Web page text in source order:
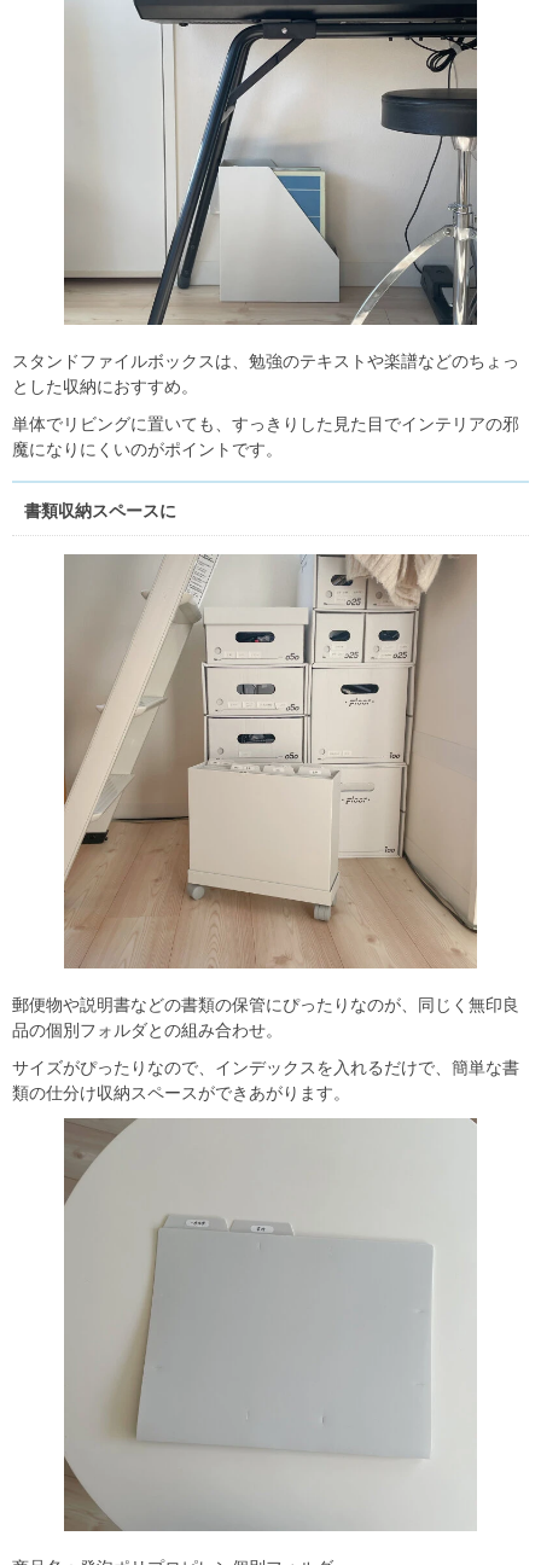
スタンドファイルボックスは、勉強のテキストや楽譜などのちょっ
とした収納におすすめ。
単体でリビングに置いても、すっきりした見た目でインテリアの邪
魔になりにくいのがポイントです。
書類収納スペースに
郵便物や説明書などの書類の保管にぴったりなのが、同じく無印良
品の個別フォルダとの組み合わせ。
サイズがぴったりなので、インデックスを入れるだけで、簡単な書
類の仕分け収納スペースができあがります。